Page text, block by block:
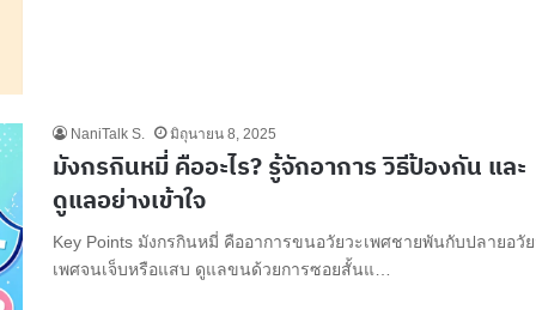
NaniTalk S. มิถุนายน 8, 2025
มังกรกินหมี่ คืออะไร? รู้จักอาการ วิธีป้องกัน และ
ดูแลอย่างเข้าใจ
Key Points มังกรกินหมี่ คืออาการขนอวัยวะเพศชายพันกับปลายอวั
เพศจนเจ็บหรือแสบ ดูแลขนด้วยการซอยสั้นแ…